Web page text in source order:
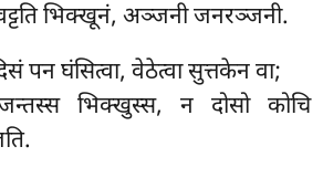
भिक्खूनं, अञ्जनी जनरञ्जनी.
पन घंसित्वा, वेठेत्वा सुत्तकेन वा;
भिक्खुस्स, न दोसो कोचि